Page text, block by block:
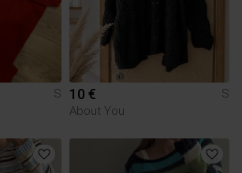
S
10 €
S
About You